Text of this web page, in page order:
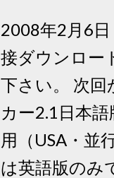
2008年2月6
接ダウンロー
下さい。 次
カー2.1日本
用（USA・並
は英語版のみ